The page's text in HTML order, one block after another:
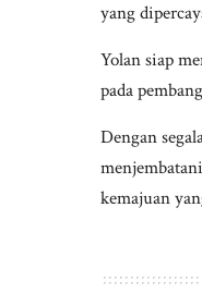
yang
Yolan siap
pada
Dengan
kemajuan